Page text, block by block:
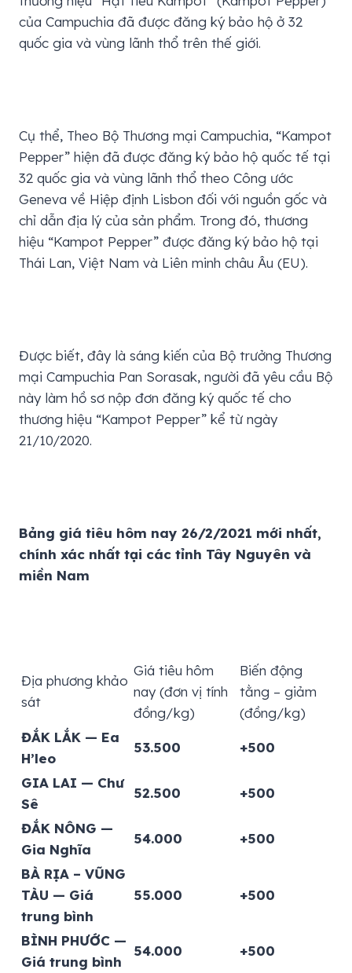
của Campuchia đã được đăng ký bảo hộ ở 32
quốc gia và vùng lãnh thổ trên thế giới.
Cụ thể, Theo Bộ Thương mại Campuchia, “Kampot
Pepper” hiện đã được đăng ký bảo hộ quốc tế tại
32 quốc gia và vùng lãnh thổ theo Công ước
Geneva về Hiệp định Lisbon đối với nguồn gốc và
chỉ dẫn địa lý của sản phẩm. Trong đó, thương
hiệu “Kampot Pepper” được đăng ký bảo hộ tại
Thái Lan, Việt Nam và Liên minh châu Âu (EU).
Được biết, đây là sáng kiến của Bộ trưởng Thương
mại Campuchia Pan Sorasak, người đã yêu cầu Bộ
này làm hồ sơ nộp đơn đăng ký quốc tế cho
thương hiệu “Kampot Pepper” kể từ ngày
21/10/2020.
Bảng giá tiêu hôm nay 26/2/2021 mới nhất,
chính xác nhất tại các tỉnh Tây Nguyên và
miền Nam
Địa phương khảo
sát
Giá tiêu hôm
nay (đơn vị tính
đồng/kg)
Biến động
tằng – giảm
(đồng/kg)
ĐẮK LẮK — Ea
H’leo
53.500 +500
GIA LAI — Chư
Sê
52.500 +500
ĐẮK NÔNG —
Gia Nghĩa
54.000 +500
BÀ RỊA – VŨNG
TÀU — Giá
trung bình
55.000 +500
BÌNH PHƯỚC —
Giá trung bình
54.000 +500